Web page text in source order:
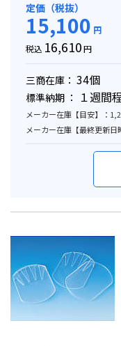
定価（税抜）
15,100 円
税込 16,610円
三商在庫： 34個
標準納期 ： １週間
メーカー在庫【目安】：
メーカー在庫【最終更新